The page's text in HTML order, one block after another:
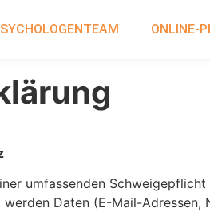
ONLINE-
umfassenden
Daten (E-Mail-